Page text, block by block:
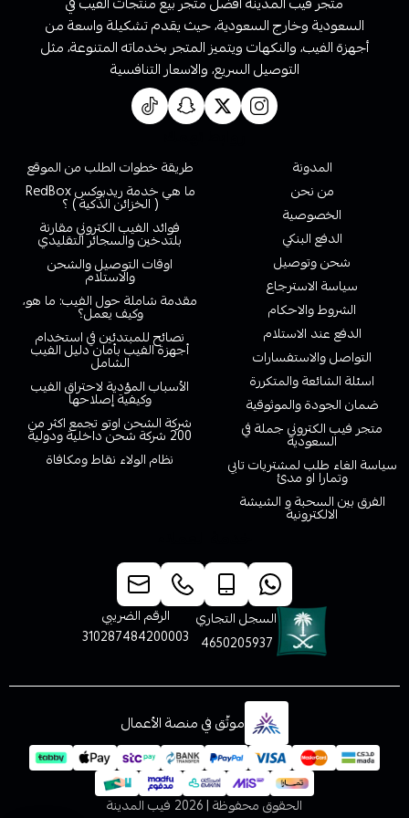
السعودية وخارج السعودية، حيث يقدم تشكيلة واسعة من
أجهزة الفيب، والنكهات ويتميز المتجر بخدماته المتنوعة، مثل
التوصيل السريع، والاسعار التنافسية
المدونة
من نحن
الخصوصية
الدفع البنكي
شحن وتوصيل
سياسة الاسترجاع
الشروط والاحكام
الدفع عند الاستلام
التواصل والاستفسارات
اسئلة الشائعة والمتكررة
ضمان الجودة والموثوقية
متجر فيب الكتروني جملة في
السعودية
سياسة الغاء طلب لمشتريات تابي
وتمارا او مدئ
الفرق بين السحبة و الشيشة
الالكترونية
طريقة خطوات الطلب من الموقع
ما هي خدمة ريدبوكس RedBox
( الخزائن الذكية ) ؟
فوائد الفيب الكتروني مقارنة
بلتدخين والسجائر التقليدي
اوقات التوصيل والشحن
والاستلام
مقدمة شاملة حول الفيب: ما هو،
وكيف يعمل؟
نصائح للمبتدئين في استخدام
أجهزة الفيب بأمان دليل الفيب
الشامل
الأسباب المؤدية لاحتراق الفيب
وكيفية إصلاحها
شركة الشحن اوتو تجمع اكثر من
200 شركة شحن داخلية ودولية
نظام الولاء نقاط ومكافاة
السجل التجاري
4650205937
الرقم الضريبي
310287484200003
موثّق في منصة الأعمال
الحقوق محفوظة | 2026 فيب المدينة